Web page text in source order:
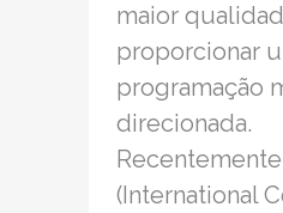
maior
proporcionar
programação
direcionada.
(International